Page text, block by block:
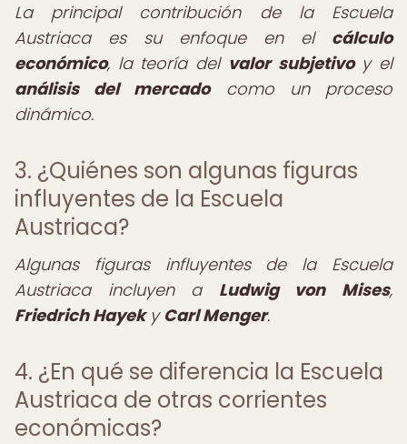
La principal contribución de la Escuela
Austriaca es su enfoque en el cálculo
económico, la teoría del valor subjetivoy el
análisis del mercadocomo un proceso
dinámico.
3. ¿Quiénes son algunas figuras
influyentes de la Escuela
Austriaca?
Algunas figuras influyentes de la Escuela
Austriaca incluyen a Ludwig von Mises,
Friedrich Hayeky Carl Menger.
4. ¿En qué se diferencia la Escuela
Austriaca de otras corrientes
económicas?